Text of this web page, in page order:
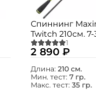
Спиннинг
Twitch 210см. 7-
fast / MTSBX21M
2 890 ₽
Длина: 210 см.
Мин. тест: 7 гр.
Макс. тест: 35 гр.